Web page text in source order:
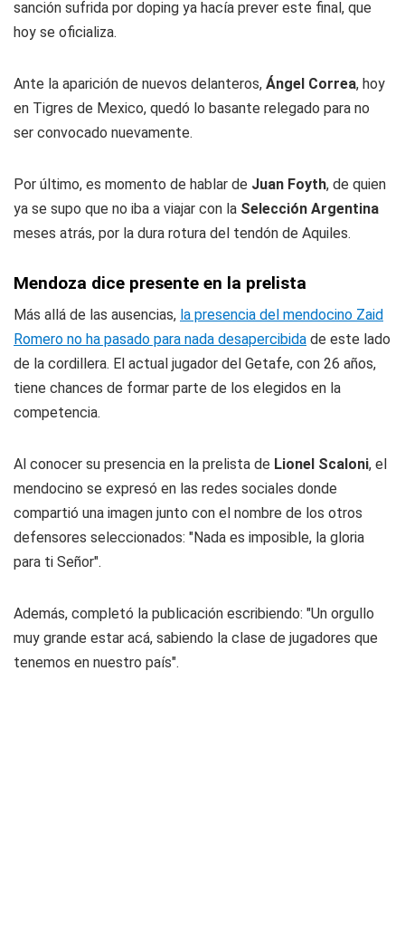
sanción sufrida por doping ya hacía prever este final, que
hoy se oficializa.
Ante la aparición de nuevos delanteros, Ángel Correa, hoy
en Tigres de Mexico, quedó lo basante relegado para no
ser convocado nuevamente.
Por último, es momento de hablar de Juan Foyth, de quien
ya se supo que no iba a viajar con la Selección Argentina
meses atrás, por la dura rotura del tendón de Aquiles.
Mendoza dice presente en la prelista
Más allá de las ausencias, la presencia del mendocino Zaid
Romero no ha pasado para nada desapercibida de este lado
de la cordillera. El actual jugador del Getafe, con 26 años,
tiene chances de formar parte de los elegidos en la
competencia.
Al conocer su presencia en la prelista de Lionel Scaloni, el
mendocino se expresó en las redes sociales donde
compartió una imagen junto con el nombre de los otros
defensores seleccionados: "Nada es imposible, la gloria
para ti Señor".
Además, completó la publicación escribiendo: "Un orgullo
muy grande estar acá, sabiendo la clase de jugadores que
tenemos en nuestro país".